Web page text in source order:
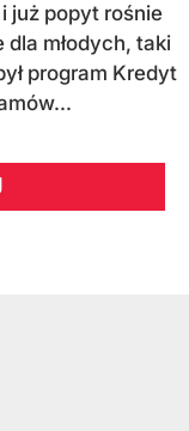
już popyt rośnie
dla młodych, taki
program Kredyt